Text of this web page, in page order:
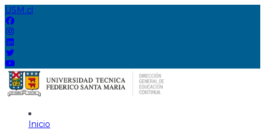
USM.cl
Inicio